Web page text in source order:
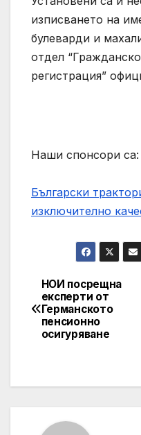
изписването на
булеварди и
отдел
регистрация”
Наши спонсори са:
Български
изключително
Post
navigation
НОИ посрещна
експерти от
Германското
пенсионно
осигуряване